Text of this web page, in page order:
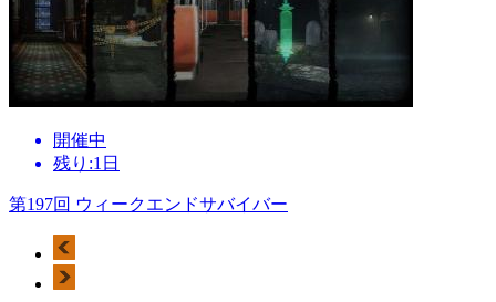
開催中
残り:1日
第197回 ウィークエンドサバイバー